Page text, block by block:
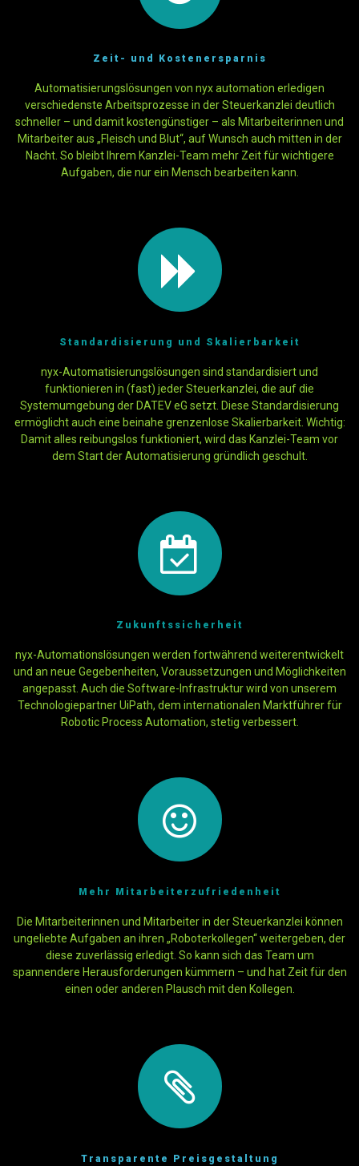
Zeit- und Kostenersparnis
Automatisierungslösungen von nyx automation erledigen
verschiedenste Arbeitsprozesse in der Steuerkanzlei deutlich
schneller – und damit kostengünstiger – als Mitarbeiterinnen und
Mitarbeiter aus „Fleisch und Blut“, auf Wunsch auch mitten in der
Nacht. So bleibt Ihrem Kanzlei-Team mehr Zeit für wichtigere
Aufgaben, die nur ein Mensch bearbeiten kann.
Standardisierung und Skalierbarkeit
nyx-Automatisierungslösungen sind standardisiert und
funktionieren in (fast) jeder Steuerkanzlei, die auf die
Systemumgebung der DATEV eG setzt. Diese Standardisierung
ermöglicht auch eine beinahe grenzenlose Skalierbarkeit. Wichtig:
Damit alles reibungslos funktioniert, wird das Kanzlei-Team vor
dem Start der Automatisierung gründlich geschult.
Zukunftssicherheit
nyx-Automationslösungen werden fortwährend weiterentwickelt
und an neue Gegebenheiten, Voraussetzungen und Möglichkeiten
angepasst. Auch die Software-Infrastruktur wird von unserem
Technologiepartner UiPath, dem internationalen Marktführer für
Robotic Process Automation, stetig verbessert.
Mehr Mitarbeiterzufriedenheit
Die Mitarbeiterinnen und Mitarbeiter in der Steuerkanzlei können
ungeliebte Aufgaben an ihren „Roboterkollegen“ weitergeben, der
diese zuverlässig erledigt. So kann sich das Team um
spannendere Herausforderungen kümmern – und hat Zeit für den
einen oder anderen Plausch mit den Kollegen.
Transparente Preisgestaltung